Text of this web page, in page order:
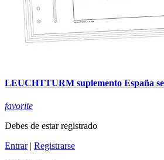
LEUCHTTURM suplemento España
favorite
Debes de estar registrado
Entrar| Registrarse